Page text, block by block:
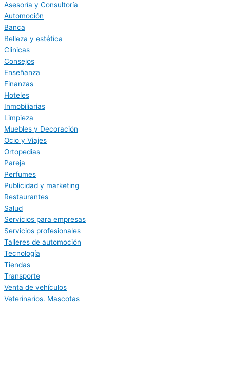
Asesoría y Consultoría
Automoción
Banca
Belleza y estética
Clinicas
Consejos
Enseñanza
Finanzas
Hoteles
Inmobiliarias
Limpieza
Muebles y Decoración
Ocio y Viajes
Ortopedias
Pareja
Perfumes
Publicidad y marketing
Restaurantes
Salud
Servicios para empresas
Servicios profesionales
Talleres de automoción
Tecnología
Tiendas
Transporte
Venta de vehículos
Veterinarios. Mascotas